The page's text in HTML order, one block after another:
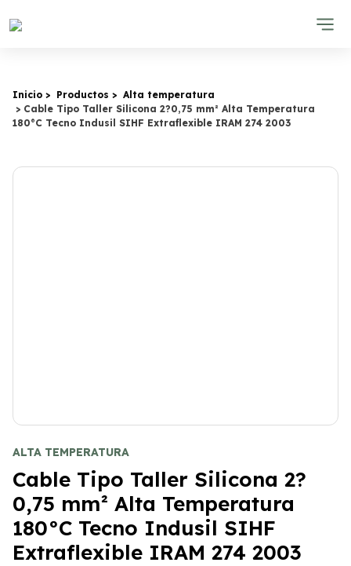
Inicio Productos
Alta temperatura
Cable Tipo Taller Silicona 2?0,75 mm² Alta Temperatura
180°C Tecno Indusil SIHF Extraflexible IRAM 274 2003
ALTA TEMPERATURA
Cable Tipo Taller Silicona 2?
0,75 mm² Alta Temperatura
180°C Tecno Indusil SIHF
Extraflexible IRAM 274 2003